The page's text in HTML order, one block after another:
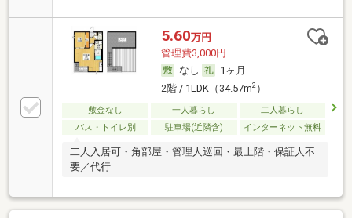
5.60万円
管理費3,000円
なし
1ヶ月
2階 / 1LDK（34.57m2）
敷金なし 一人暮らし
二人暮らし
バス・トイレ別
駐車場(近隣含) インターネット無料
二人入居可・角部屋・管理人巡回・最上階・保証人不
要／代行